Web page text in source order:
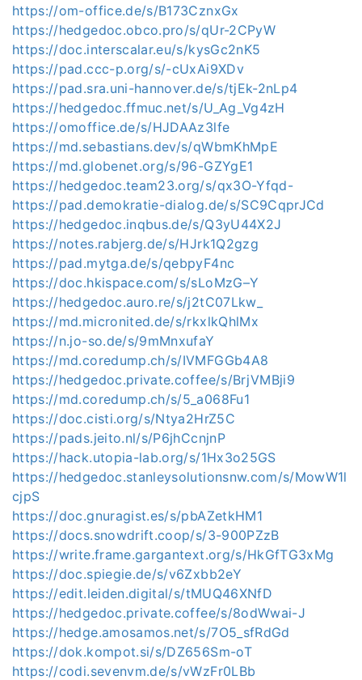
https://om-office.de/s/B173CznxGx
https://hedgedoc.obco.pro/s/qUr-2CPyW
https://doc.interscalar.eu/s/kysGc2nK5
https://pad.ccc-p.org/s/-cUxAi9XDv
https://pad.sra.uni-hannover.de/s/tjEk-2nLp4
https://hedgedoc.ffmuc.net/s/U_Ag_Vg4zH
https://omoffice.de/s/HJDAAz3lfe
https://md.sebastians.dev/s/qWbmKhMpE
https://md.globenet.org/s/96-GZYgE1
https://hedgedoc.team23.org/s/qx3O-Yfqd-
https://pad.demokratie-dialog.de/s/SC9CqprJCd
https://hedgedoc.inqbus.de/s/Q3yU44X2J
https://notes.rabjerg.de/s/HJrk1Q2gzg
https://pad.mytga.de/s/qebpyF4nc
https://doc.hkispace.com/s/sLoMzG–Y
https://hedgedoc.auro.re/s/j2tC07Lkw_
https://md.micronited.de/s/rkxlkQhlMx
https://n.jo-so.de/s/9mMnxufaY
https://md.coredump.ch/s/IVMFGGb4A8
https://hedgedoc.private.coffee/s/BrjVMBji9
https://md.coredump.ch/s/5_a068Fu1
https://doc.cisti.org/s/Ntya2HrZ5C
https://pads.jeito.nl/s/P6jhCcnjnP
https://hack.utopia-lab.org/s/1Hx3o25GS
https://hedgedoc.stanleysolutionsnw.com/s/MowW1l
cjpS
https://doc.gnuragist.es/s/pbAZetkHM1
https://docs.snowdrift.coop/s/3-900PZzB
https://write.frame.gargantext.org/s/HkGfTG3xMg
https://doc.spiegie.de/s/v6Zxbb2eY
https://edit.leiden.digital/s/tMUQ46XNfD
https://hedgedoc.private.coffee/s/8odWwai-J
https://hedge.amosamos.net/s/7O5_sfRdGd
https://dok.kompot.si/s/DZ656Sm-oT
https://codi.sevenvm.de/s/vWzFr0LBb